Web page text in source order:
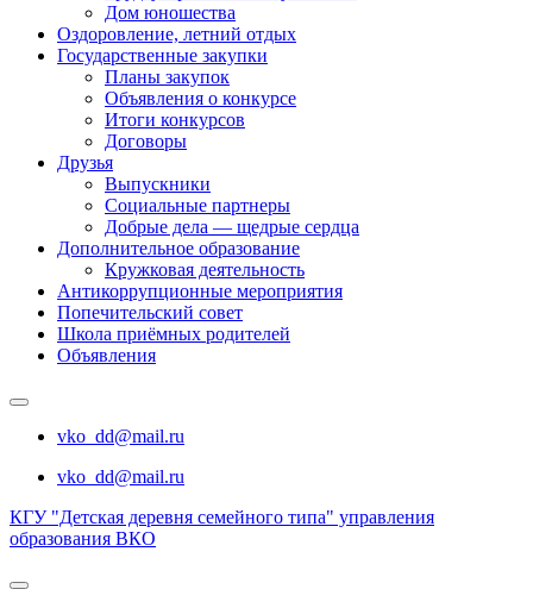
Дом юношества
Оздоровление, летний отдых
Государственные закупки
Планы закупок
Объявления о конкурсе
Итоги конкурсов
Договоры
Друзья
Выпускники
Социальные партнеры
Добрые дела — щедрые сердца
Дополнительное образование
Кружковая деятельность
Антикоррупционные мероприятия
Попечительский совет
Школа приёмных родителей
Объявления
vko_dd@mail.ru
vko_dd@mail.ru
КГУ "Детская деревня семейного типа" управления
образования ВКО